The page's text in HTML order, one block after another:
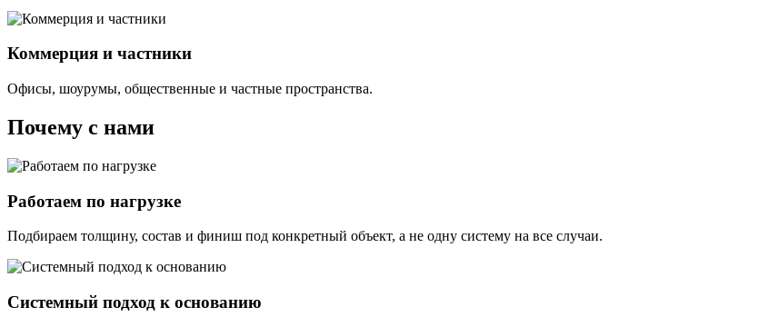
Коммерция и частники
Офисы, шоурумы, общественные и частные пространства.
Почему с нами
Работаем по нагрузке
Подбираем толщину, состав и финиш под конкретный объект, а не одну систему на все случаи.
Системный подход к основанию